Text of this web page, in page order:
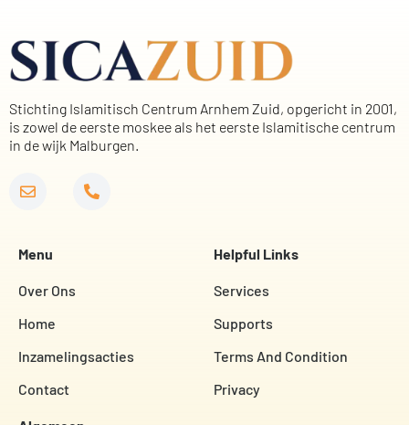
Stichting Islamitisch Centrum Arnhem Zuid, opgericht in 2001,
is zowel de eerste moskee als het eerste Islamitische centrum
in de wijk Malburgen.
Menu
Over Ons
Home
Inzamelingsacties
Contact
Helpful Links
Services
Supports
Terms And Condition
Privacy